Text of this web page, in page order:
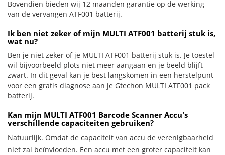
Bovendien bieden wij 12 maanden garantie op de werking
van de vervangen ATF001 batterij.
Ik ben niet zeker of mijn MULTI ATF001 batterij stuk is,
wat nu?
Ben je niet zeker of je MULTI ATF001 batterij stuk is. Je toestel
wil bijvoorbeeld plots niet meer aangaan en je beeld blijft
zwart. In dit geval kan je best langskomen in een herstelpunt
voor een gratis diagnose aan je Gtechon MULTI ATF001 pack
batterij.
Kan mijn MULTI ATF001 Barcode Scanner Accu's
verschillende capaciteiten gebruiken?
Natuurlijk. Omdat de capaciteit van accu de verenigbaarheid
niet zal beïnvloeden. Een accu met een groter capaciteit kan